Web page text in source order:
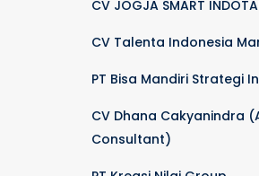
CV JOGJA SMART
CV Talenta Indonesia
PT Bisa Mandiri Strategi
CV Dhana Cakyanindra
Consultant)